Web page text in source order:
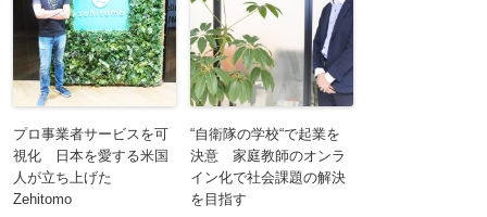
プロ事業者サービスを可
視化 日本を愛する米国
人が立ち上げた
Zehitomo
“自衛隊の学校“で起業を
決意 家庭教師のオンラ
イン化で社会課題の解決
を目指す